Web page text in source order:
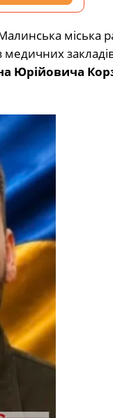
міська
закладів
Юрійовича